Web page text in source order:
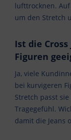
lufttrocknen.
um den Stretch
Ist die
Figuren
Ja, viele
bei kurvigeren
Stretch passt
Tragegefühl.
damit die Jeans